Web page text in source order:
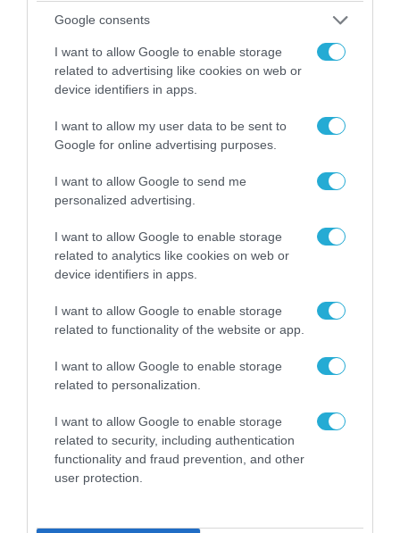
Google consents
I want to allow Google to enable storage
related to advertising like cookies on web or
device identifiers in apps.
I want to allow my user data to be sent to
Google for online advertising purposes.
I want to allow Google to send me
personalized advertising.
I want to allow Google to enable storage
related to analytics like cookies on web or
device identifiers in apps.
I want to allow Google to enable storage
related to functionality of the website or app.
I want to allow Google to enable storage
related to personalization.
I want to allow Google to enable storage
related to security, including authentication
functionality and fraud prevention, and other
user protection.
07.08.2026 | 20:02
Κωνσταντίνο Ζούλα από τον ΣΚΑΪ – Ο λόγος της
απομάκρυνσής του
06.08.2026 | 14:02
«Επιχείρηση ελεύθερα πεζοδρόμια» στην
αντικείμενα από κοινόχρηστους χώρους